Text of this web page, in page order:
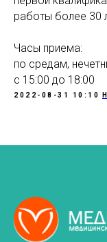
работы более 30
Часы приема:
по средам,
с 15:00 до 18:00
2022-08-31 10:10